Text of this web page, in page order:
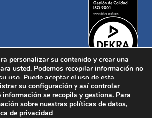
los derechos reservados.Aviso legal
privacidad|Política de Cookies
porNucleosoft
personalizar su contenido y crear una
usted. Podemos recopilar información no
uso. Puede aceptar el uso de esta
su configuración y así controlar
información se recopila y gestiona. Para
sobre nuestras políticas de datos,
de privacidad